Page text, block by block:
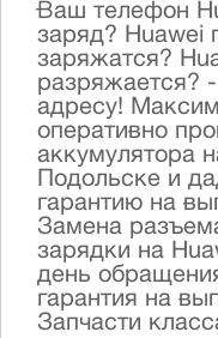
Ваш телефон
заряд? Huawei
заряжатся?
разряжается?
адресу!
оперативно
аккумулятора
Подольске и
гарантию на
Замена
зарядки на
день
гарантия на
Запчасти